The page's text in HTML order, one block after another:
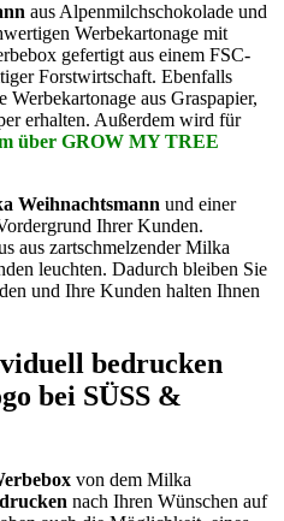
aus Alpenmilchschokolade und
Werbekartonage mit
gefertigt aus einem FSC-
Forstwirtschaft. Ebenfalls
aus Graspapier,
erhalten. Außerdem wird für
über GROW MY TREE
Weihnachtsmann und einer
Ihrer Kunden.
aus zartschmelzender Milka
leuchten. Dadurch bleiben Sie
und Ihre Kunden halten Ihnen
bedrucken
bei SÜSS &
von dem Milka
nach Ihren Wünschen auf